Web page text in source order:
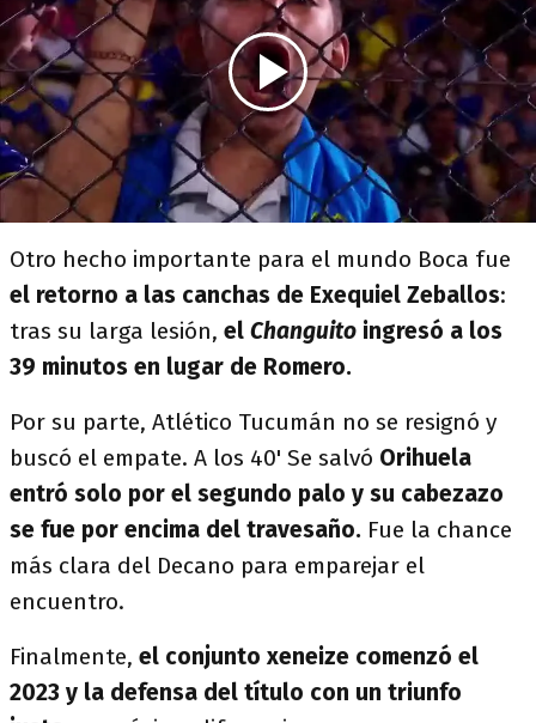
Otro hecho importante para el mundo Boca fue
el retorno a las canchas de Exequiel Zeballos:
tras su larga lesión, el Changuito ingresó a los
39 minutos en lugar de Romero.
Por su parte, Atlético Tucumán no se resignó y
buscó el empate. A los 40' Se salvó Orihuela
entró solo por el segundo palo y su cabezazo
se fue por encima del travesaño. Fue la chance
más clara del Decano para emparejar el
encuentro.
Finalmente, el conjunto xeneize comenzó el
2023 y la defensa del título con un triunfo